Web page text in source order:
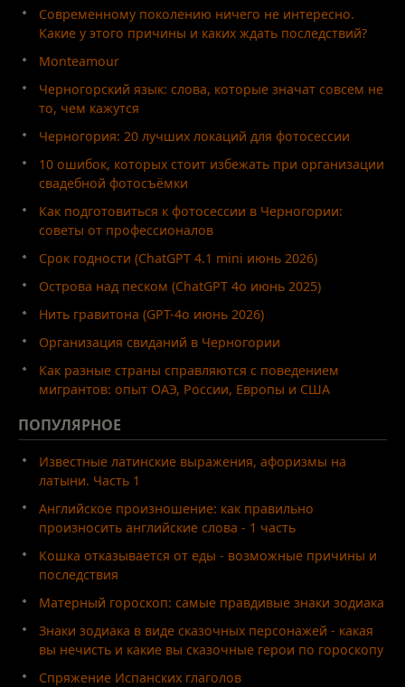
Современному поколению ничего не интересно.
Какие у этого причины и каких ждать последствий?
Monteamour
Черногорский язык: слова, которые значат совсем не
то, чем кажутся
Черногория: 20 лучших локаций для фотосессии
10 ошибок, которых стоит избежать при организации
свадебной фотосъёмки
Как подготовиться к фотосессии в Черногории:
советы от профессионалов
Срок годности (ChatGPT 4.1 mini июнь 2026)
Острова над песком (ChatGPT 4o июнь 2025)
Нить гравитона (GPT-4o июнь 2026)
Организация свиданий в Черногории
Как разные страны справляются с поведением
мигрантов: опыт ОАЭ, России, Европы и США
ПОПУЛЯРНОЕ
Известные латинские выражения, афоризмы на
латыни. Часть 1
Английское произношение: как правильно
произносить английские слова - 1 часть
Кошка отказывается от еды - возможные причины и
последствия
Матерный гороскоп: самые правдивые знаки зодиака
Знаки зодиака в виде сказочных персонажей - какая
вы нечисть и какие вы сказочные герои по гороскопу
Спряжение Испанских глаголов